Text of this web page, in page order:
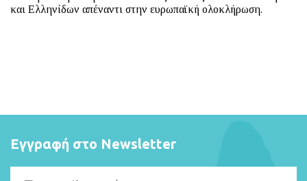
και Ελληνίδων απέναντι στην ευρωπαϊκή ολοκλήρωση.
Εγγραφή στο Newsletter